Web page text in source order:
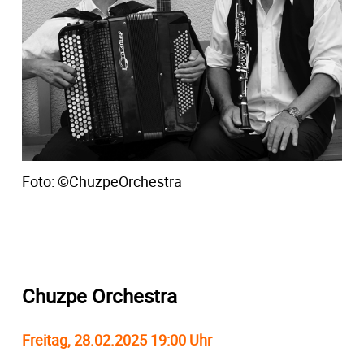
Foto: ©ChuzpeOrchestra
Chuzpe Orchestra
Freitag, 28.02.2025 19:00 Uhr